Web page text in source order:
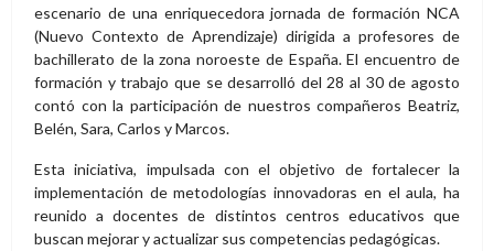
escenario de una enriquecedora jornada de formación NCA
(Nuevo Contexto de Aprendizaje) dirigida a profesores de
bachillerato de la zona noroeste de España. El encuentro de
formación y trabajo que se desarrolló del 28 al 30 de agosto
contó con la participación de nuestros compañeros Beatriz,
Belén, Sara, Carlos y Marcos.
Esta iniciativa, impulsada con el objetivo de fortalecer la
implementación de metodologías innovadoras en el aula, ha
reunido a docentes de distintos centros educativos que
buscan mejorar y actualizar sus competencias pedagógicas.